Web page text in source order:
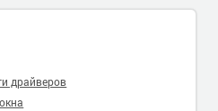
драйверов